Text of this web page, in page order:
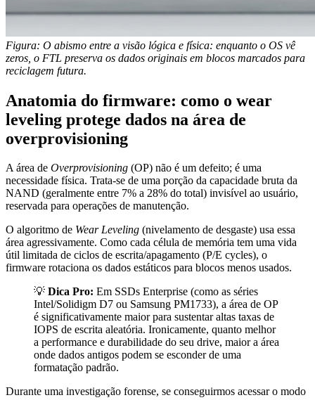
Figura: O abismo entre a visão lógica e física: enquanto o OS vê
zeros, o FTL preserva os dados originais em blocos marcados para
reciclagem futura.
Anatomia do firmware: como o wear
leveling protege dados na área de
overprovisioning
A área de Overprovisioning (OP) não é um defeito; é uma
necessidade física. Trata-se de uma porção da capacidade bruta da
NAND (geralmente entre 7% a 28% do total) invisível ao usuário,
reservada para operações de manutenção.
O algoritmo de Wear Leveling (nivelamento de desgaste) usa essa
área agressivamente. Como cada célula de memória tem uma vida
útil limitada de ciclos de escrita/apagamento (P/E cycles), o
firmware rotaciona os dados estáticos para blocos menos usados.
💡 Dica Pro: Em SSDs Enterprise (como as séries
Intel/Solidigm D7 ou Samsung PM1733), a área de OP
é significativamente maior para sustentar altas taxas de
IOPS de escrita aleatória. Ironicamente, quanto melhor
a performance e durabilidade do seu drive, maior a área
onde dados antigos podem se esconder de uma
formatação padrão.
Durante uma investigação forense, se conseguirmos acessar o modo